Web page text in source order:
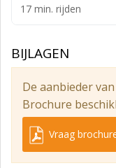
- kabelgoten
- toilet op de
- entree door
- diverse airco
Parkeren:
17 min. rijden
BIJLAGEN
De aanbieder
Brochure
Vraag